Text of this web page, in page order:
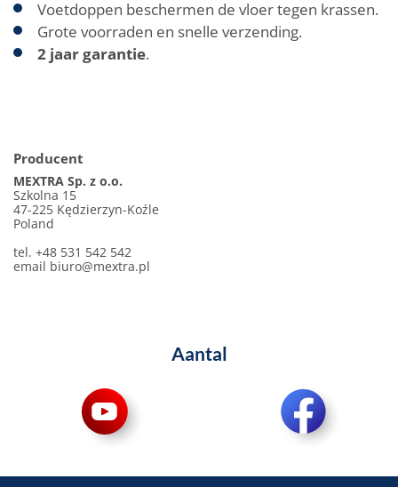
Voetdoppen beschermen de vloer tegen krassen.
Grote voorraden en snelle verzending.
2 jaar garantie.
Producent
MEXTRA Sp. z o.o.
Szkolna 15
47-225 Kędzierzyn-Koźle
Poland
tel. +48 531 542 542
email biuro@mextra.pl
Aantal